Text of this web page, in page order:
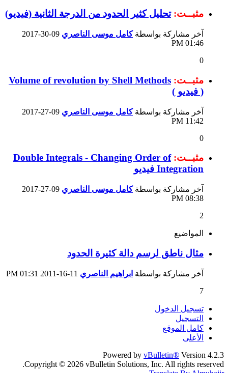
مثبــت: تحليل كثير الحدود من الدرجة الثانية (فيديو)
آخر مشاركة بواسطةكامل موسى الناصري
01:46 PM
0
مثبــت: Volume of revolution by Shell Methods
( فيديو )
آخر مشاركة بواسطةكامل موسى الناصري
11:42 PM
0
مثبــت: Double Integrals - Changing Order of
Integration فيديو
آخر مشاركة بواسطةكامل موسى الناصري
08:38 PM
2
المواضيع
مثال ناطق لرسم دالة كثيرة الحدود
آخر مشاركة بواسطة ابراهيم الناصري
01:31 PM
7
تسجيل الدخول
التسجيل
كامل الموقع
الأعلى
Powered by vBulletin® Version 4.2.3
Copyright © 2026 vBulletin Solutions, Inc. All rights reserved.